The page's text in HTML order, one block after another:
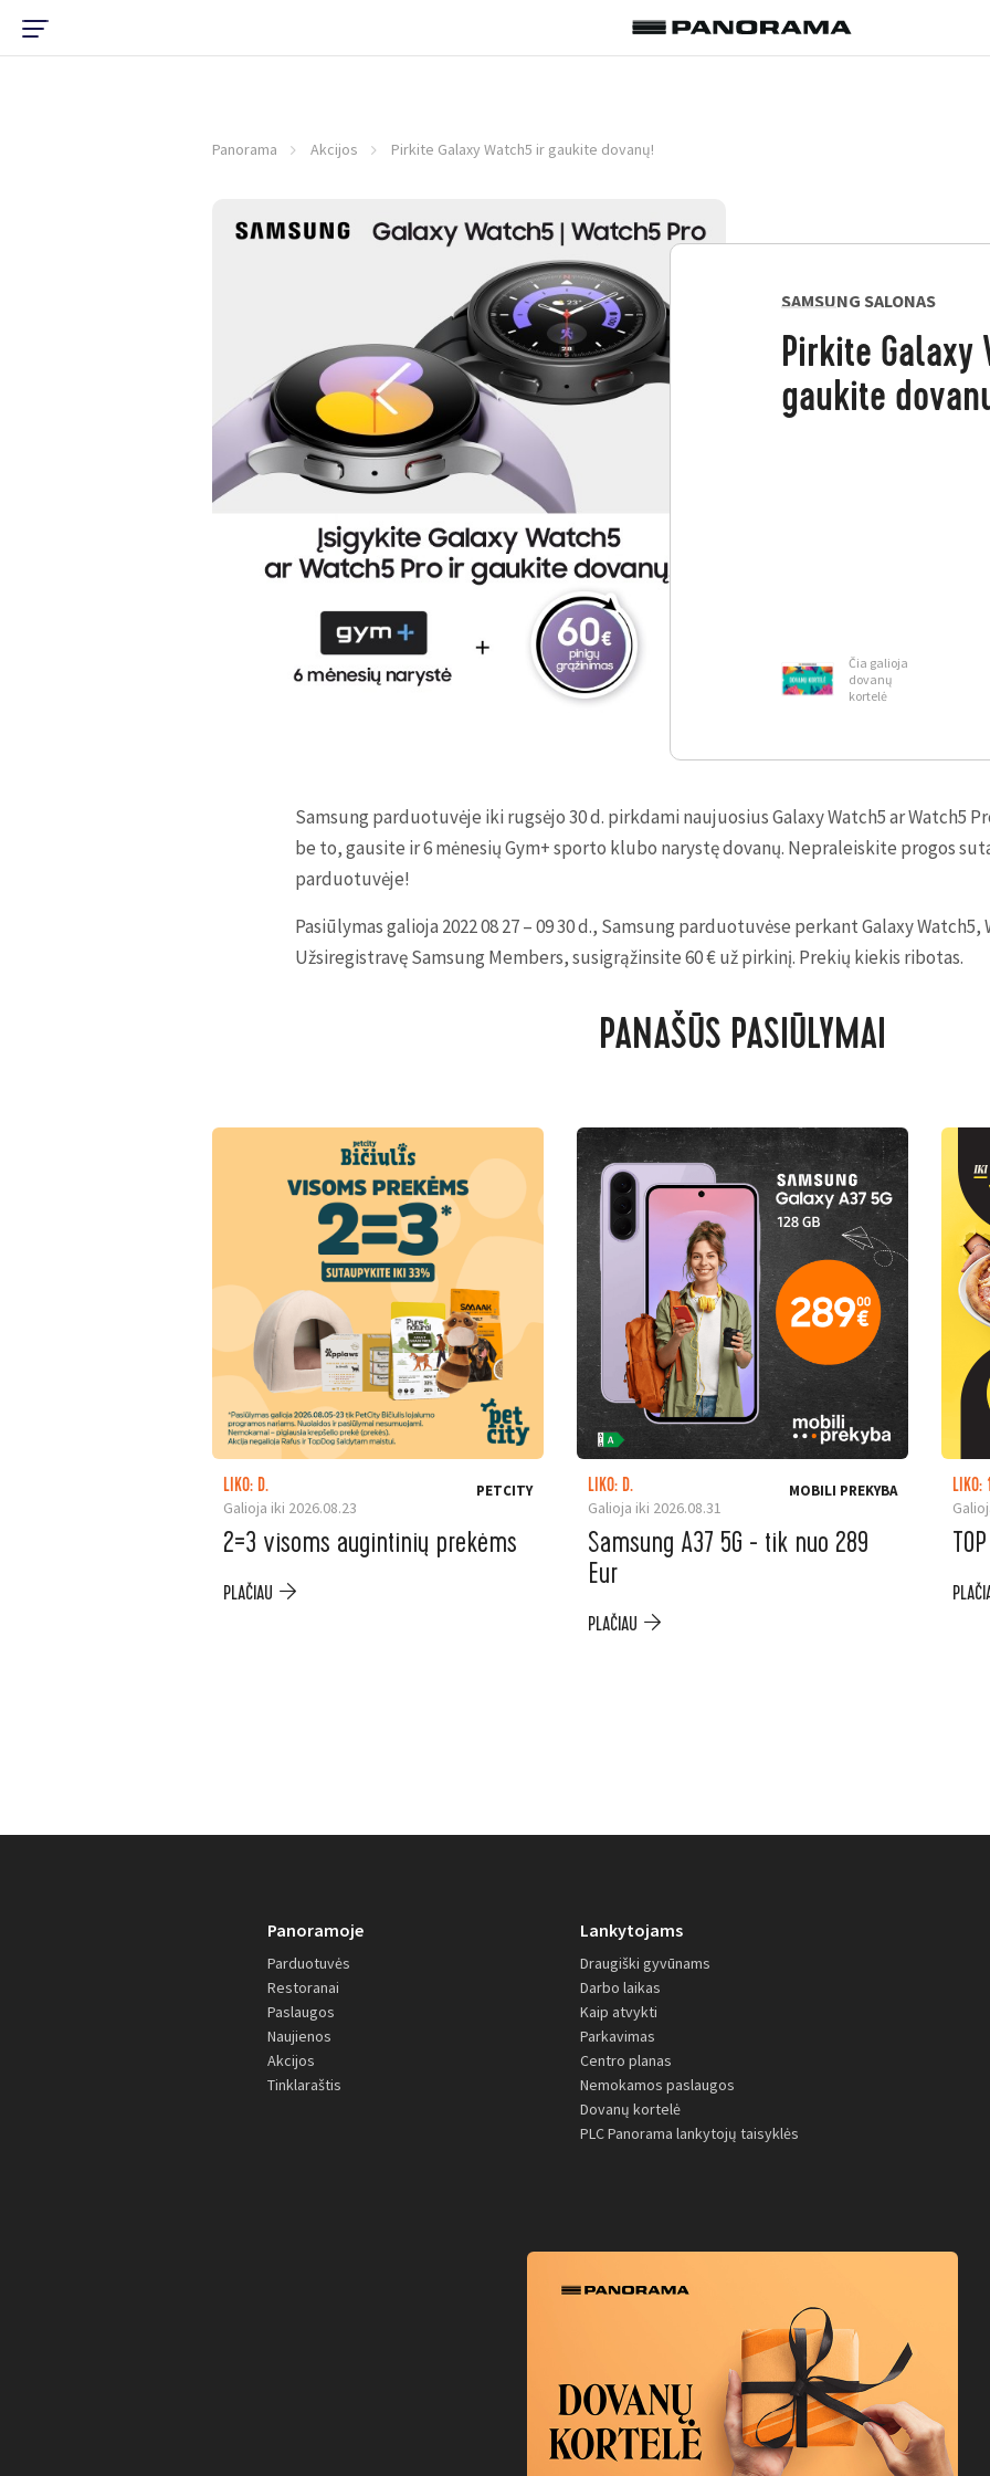
Panorama Akcijos Pirkite Galaxy Watch5 ir gaukite dovanų!
SAMSUNG SALONAS
Pirkite Galaxy
gaukite
Čia galioja
dovanų
kortelė
Samsung parduotuvėje iki rugsėjo 30 d. pirkdami naujuosius Galaxy Watch5 ar Watch5
be to, gausite ir 6 mėnesių Gym+ sporto klubo narystę dovanų. Nepraleiskite progos
parduotuvėje!
Pasiūlymas galioja 2022 08 27 – 09 30 d., Samsung parduotuvėse perkant Galaxy
Užsiregistravę Samsung Members, susigrąžinsite 60 € už pirkinį. Prekių kiekis ribotas.
PANAŠŪS PASIŪLYMAI
LIKO: D.
Galioja iki 2026.08.23
PETCITY
2=3 visoms augintinių prekėms
PLAČIAU
LIKO: D.
Galioja iki 2026.08.31
MOBILI PREKYBA
Samsung A37 5G - tik nuo 289
Eur
PLAČIAU
LIKO:
Panoramoje
Parduotuvės
Restoranai
Paslaugos
Naujienos
Akcijos
Tinklaraštis
Lankytojams
Draugiški gyvūnams
Darbo laikas
Kaip atvykti
Parkavimas
Centro planas
Nemokamos paslaugos
Dovanų kortelė
PLC Panorama lankytojų taisyklės